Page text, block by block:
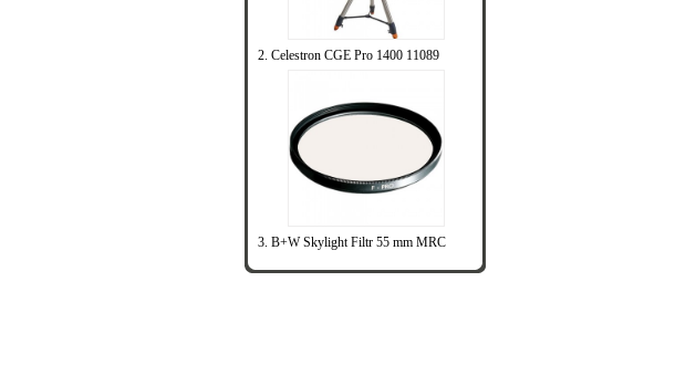
2. Celestron CGE Pro 1400 11089
3. B+W Skylight Filtr 55 mm MRC